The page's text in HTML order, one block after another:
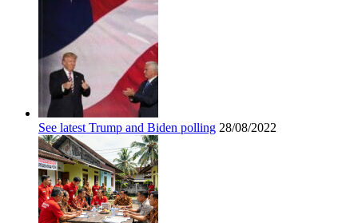
See latest Trump and Biden polling 28/08/2022